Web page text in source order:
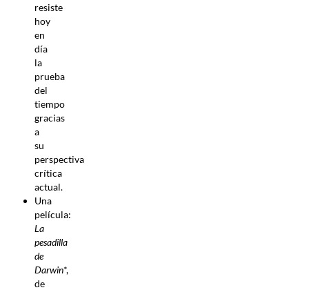
resiste
hoy
en
día
la
prueba
del
tiempo
gracias
a
su
perspectiva
crítica
actual.
Una
película:
La
pesadilla
de
Darwin*,
de